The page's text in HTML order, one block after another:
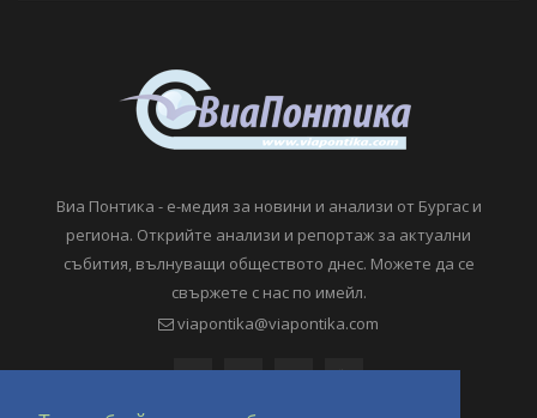
Виа Понтика - е-медия за новини и анализи от Бургас и
региона. Открийте анализи и репортаж за актуални
събития, вълнуващи обществото днес. Можете да се
свържете с нас по имейл.
viapontika@viapontika.com